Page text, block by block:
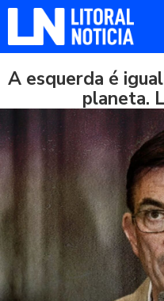
A esquerda é
planeta.